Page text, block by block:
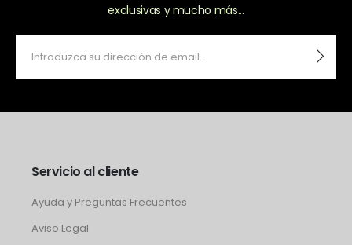
exclusivas y mucho más...
Servicio al cliente
Ayuda y Preguntas Frecuentes
Aviso Legal